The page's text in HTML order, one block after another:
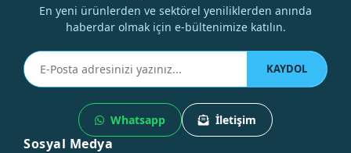
En yeni ürünlerden ve sektörel yeniliklerden anında
haberdar olmak için e-bültenimize katılın.
KAYDOL
Whatsapp İletişim
Sosyal Medya